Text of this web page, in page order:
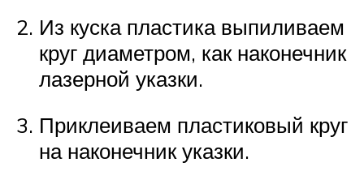
Из куска пластика выпиливаем
круг диаметром, как наконечник
лазерной указки.
Приклеиваем пластиковый круг
на наконечник указки.